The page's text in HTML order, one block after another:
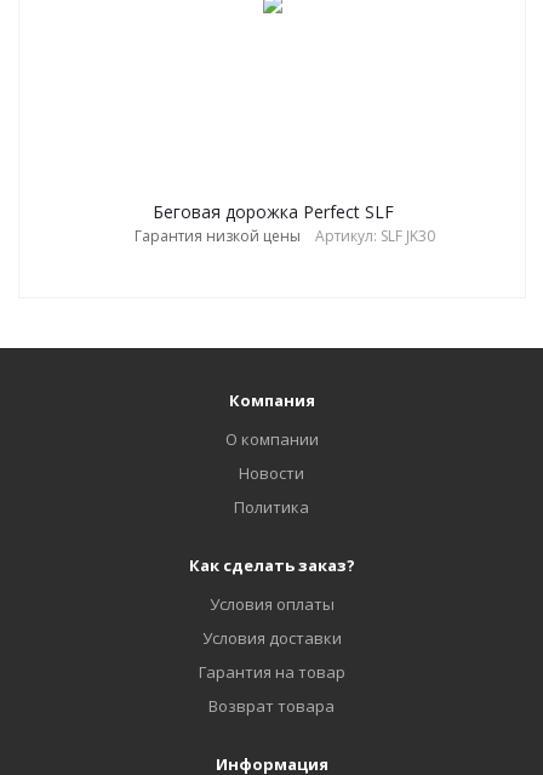
Беговая дорожка Perfect SLF
Гарантия низкой цены Артикул: SLF JK30
Компания
О компании
Новости
Политика
Как сделать заказ?
Условия оплаты
Условия доставки
Гарантия на товар
Возврат товара
Информация